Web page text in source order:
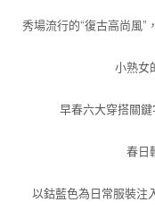
秀場流行的“復古高尚風”
小熟女
早春六大穿搭關
春日
以鈷藍色為日常服裝注